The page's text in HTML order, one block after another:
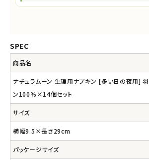
SPEC
商品名
ナチュラムーン 生理用ナプキン [多い日の夜用] 羽
ン100％×14個セット
サイズ
横幅9.5×長さ29cm
パッケージサイズ